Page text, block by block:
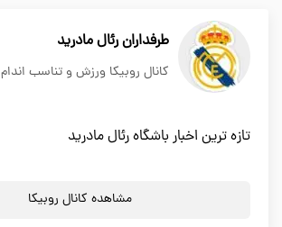
طرفداران رئال مادرید
کانال روبیکا ورزش و تناسب اندام
تازه ترین اخبار باشگاه رئال مادرید
مشاهده کانال روبیکا